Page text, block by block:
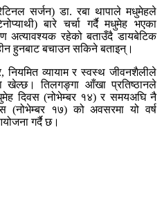
सर्जन) डा. रबा थापाले मधुमेहले
बारे चर्चा गर्दै मधुमेह भएका
अत्यावश्यक रहेको बताउँदै डायबेटिक
हुनबाट बचाउन सकिने बताइन्।
नियमित व्यायाम र स्वस्थ जीवनशैलीले
खेल्छ। तिलगङ्गा आँखा प्रतिष्ठानले
दिवस (नोभेम्बर १४) र समयअघि नै
(नोभेम्बर १७) को अवसरमा यो वर्ष
गर्दै छ।